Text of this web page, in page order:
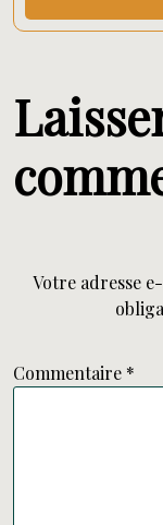
Votre adresse
Commentaire *